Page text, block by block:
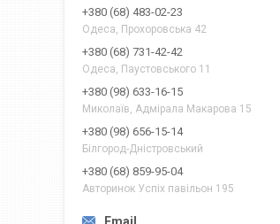
+380 (68) 483-02-23
Одеса, Прохоровська 42
+380 (68) 731-42-42
Одеса, Паустовського 11
+380 (98) 633-16-15
Миколаїв, Адмірала Макарова 15
+380 (98) 656-15-14
Білгород-Дністровський
+380 (68) 859-95-04
Авторинок Успіх павільон 195